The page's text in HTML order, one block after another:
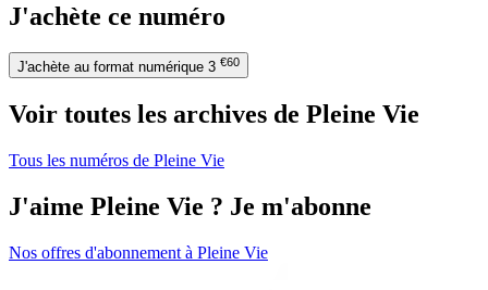
J'achète ce numéro
J'achète au format numérique 3 €60
Voir toutes les archives de Pleine Vie
Tous les numéros de Pleine Vie
J'aime Pleine Vie ? Je m'abonne
Nos offres d'abonnement à Pleine Vie